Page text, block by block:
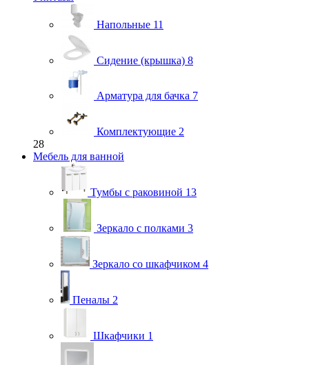
Напольные 11
Сидение (крышка) 8
Арматура для бачка 7
Комплектующие 2
28
Мебель для ванной
Тумбы с раковиной 13
Зеркало с полками 3
Зеркало со шкафчиком 4
Пеналы 2
Шкафчики 1